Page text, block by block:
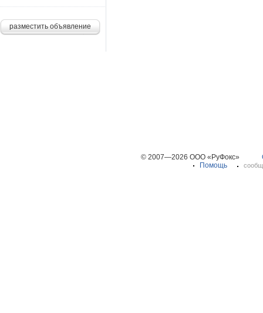
разместить объявление
© 2007—2026 ООО «РуФокс»
Помощь